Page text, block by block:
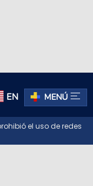
EN MENÚ
el uso de redes